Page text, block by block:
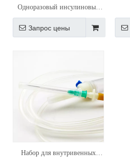
Одноразовый инсулиновый
шприц 1мл
Запрос цены
Набор для внутривенных